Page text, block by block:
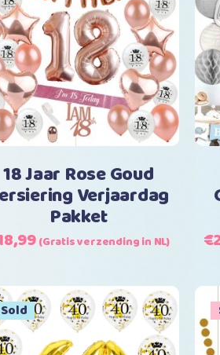
Toevoegen aan
18 Jaar Rose Goud
Verjaardag
Pakket
Huidige
is:
€18,99.
(Gratis verzending in NL) €
Sale
Sold